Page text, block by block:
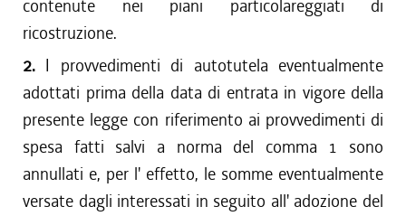
contenute nei piani particolareggiati di
ricostruzione.
2. I provvedimenti di autotutela eventualmente
adottati prima della data di entrata in vigore della
presente legge con riferimento ai provvedimenti di
spesa fatti salvi a norma del comma 1 sono
annullati e, per l' effetto, le somme eventualmente
versate dagli interessati in seguito all' adozione del